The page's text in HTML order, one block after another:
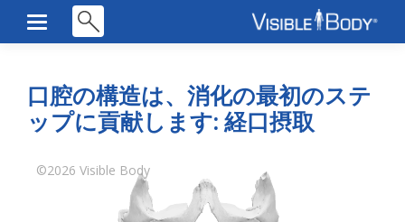
口腔の構造は、消化の最初のステ
ップに貢献します: 経口摂取